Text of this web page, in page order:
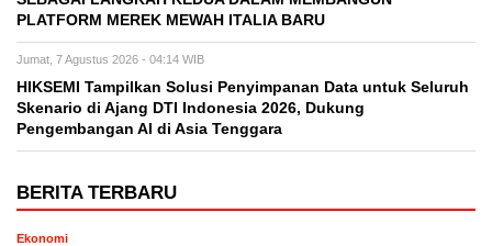
PLATFORM MEREK MEWAH ITALIA BARU
Jumat, 7 Agustus 2026 - 04:14 WIB
HIKSEMI Tampilkan Solusi Penyimpanan Data untuk Seluruh
Skenario di Ajang DTI Indonesia 2026, Dukung
Pengembangan AI di Asia Tenggara
BERITA TERBARU
Ekonomi